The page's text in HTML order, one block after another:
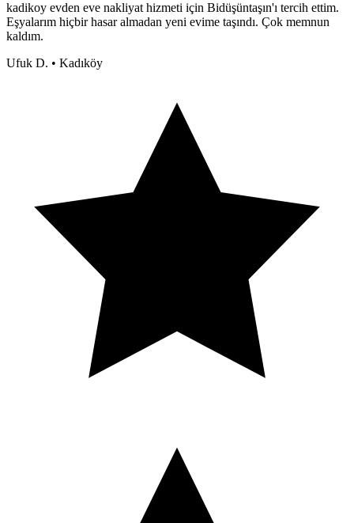
kadikoy evden eve nakliyat hizmeti için Bidüşüntaşın'ı tercih ettim.
Eşyalarım hiçbir hasar almadan yeni evime taşındı. Çok memnun
kaldım.
Ufuk D. • Kadıköy